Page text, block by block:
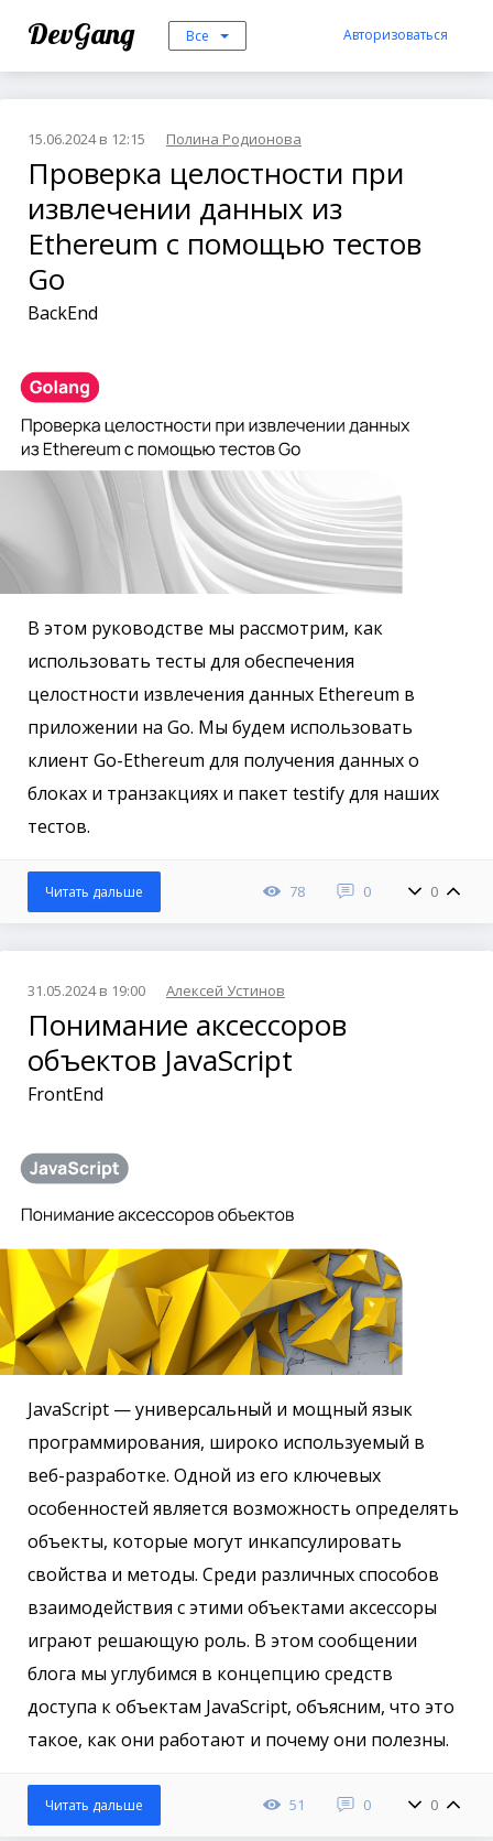
DevGang Все Авторизоваться
15.06.2024 в 12:15 Полина Родионова
Проверка целостности при
извлечении данных из
Ethereum с помощью тестов
Go
BackEnd
В этом руководстве мы рассмотрим, как
использовать тесты для обеспечения
целостности извлечения данных Ethereum в
приложении на Go. Мы будем использовать
клиент Go-Ethereum для получения данных о
блоках и транзакциях и пакет testify для наших
тестов.
78 0 0
Читать дальше
31.05.2024 в 19:00 Алексей Устинов
Понимание аксессоров
объектов JavaScript
FrontEnd
JavaScript — универсальный и мощный язык
программирования, широко используемый в
веб-разработке. Одной из его ключевых
особенностей является возможность определять
объекты, которые могут инкапсулировать
свойства и методы. Среди различных способов
взаимодействия с этими объектами аксессоры
играют решающую роль. В этом сообщении
блога мы углубимся в концепцию средств
доступа к объектам JavaScript, объясним, что это
такое, как они работают и почему они полезны.
51 0 0
Читать дальше